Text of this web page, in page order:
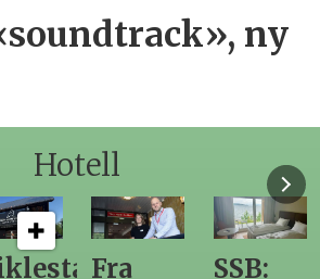
ny
Hotell
SSB: Elendig